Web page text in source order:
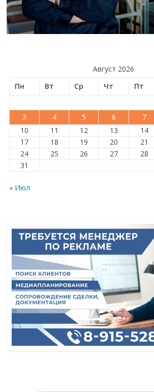
Август 2026
Пн
Вт Ср Чт Пт
3
4 5 6 7
10
11 12 13 14
17
18 19 20 21
24
25 26 27 28
31
« Июл